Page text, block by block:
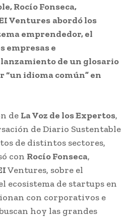
Rocío Fonseca,
Ventures abordó los
emprendedor, el
empresas e
de un glosario
“un idioma común” en
de La Voz de los Expertos,
de Diario Sustentable
de distintos sectores,
con Rocío Fonseca,
Ventures, sobre el
ecosistema de startups en
con corporativos e
hoy las grandes